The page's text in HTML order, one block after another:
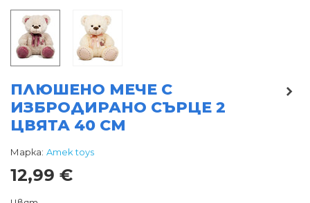
ПЛЮШЕНО МЕЧЕ С
ИЗБРОДИРАНО СЪРЦЕ 2
ЦВЯТА 40 СМ
Марка: Amek toys
12,99 €